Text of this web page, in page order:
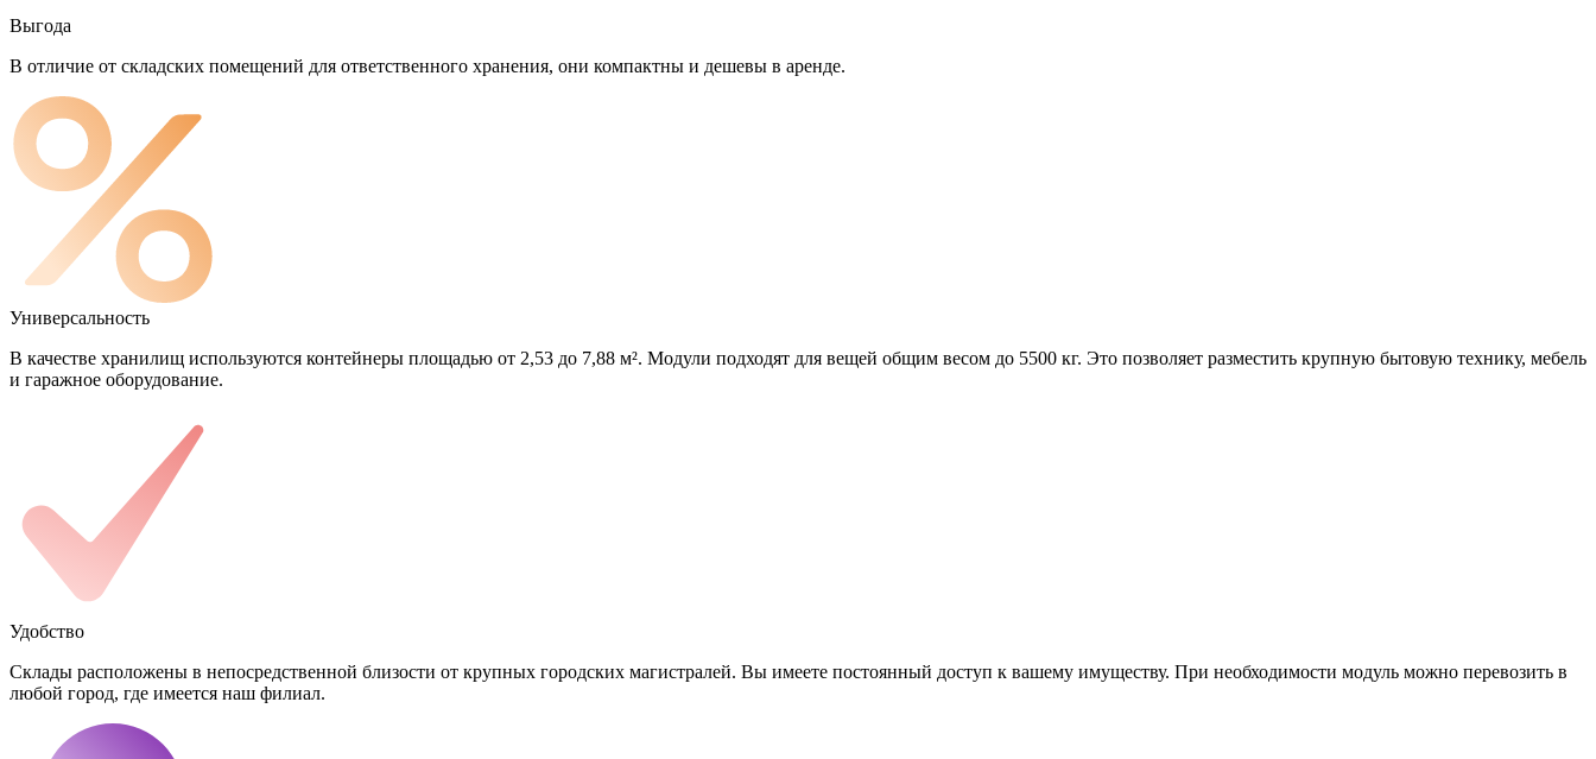
Выгода
В отличие от складских помещений для ответственного хранения, они компактны и дешевы в аренде.
Универсальность
В качестве хранилищ используются контейнеры площадью от 2,53 до 7,88 м². Модули подходят для вещей общим весом до 5500 кг. Это позволяет разместить крупную бытовую технику, мебель
и гаражное оборудование.
Удобство
Склады расположены в непосредственной близости от крупных городских магистралей. Вы имеете постоянный доступ к вашему имуществу. При необходимости модуль можно перевозить в
любой город, где имеется наш филиал.